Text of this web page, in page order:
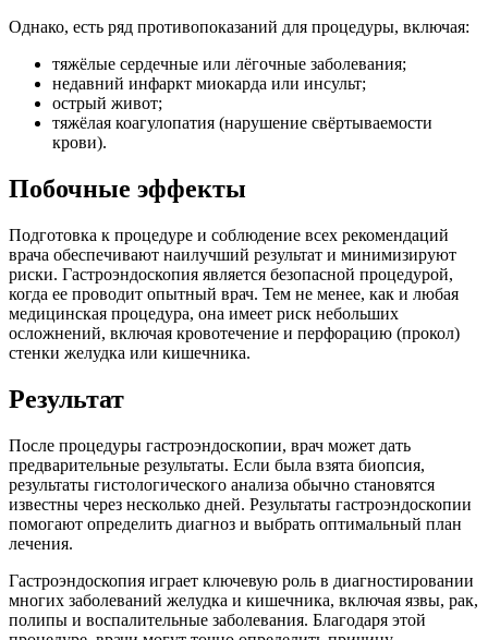
Однако, есть ряд противопоказаний для процедуры, включая:
тяжёлые сердечные или лёгочные заболевания;
недавний инфаркт миокарда или инсульт;
острый живот;
тяжёлая коагулопатия (нарушение свёртываемости
крови).
Побочные эффекты
Подготовка к процедуре и соблюдение всех рекомендаций
врача обеспечивают наилучший результат и минимизируют
риски. Гастроэндоскопия является безопасной процедурой,
когда ее проводит опытный врач. Тем не менее, как и любая
медицинская процедура, она имеет риск небольших
осложнений, включая кровотечение и перфорацию (прокол)
стенки желудка или кишечника.
Результат
После процедуры гастроэндоскопии, врач может дать
предварительные результаты. Если была взята биопсия,
результаты гистологического анализа обычно становятся
известны через несколько дней. Результаты гастроэндоскопии
помогают определить диагноз и выбрать оптимальный план
лечения.
Гастроэндоскопия играет ключевую роль в диагностировании
многих заболеваний желудка и кишечника, включая язвы, рак,
полипы и воспалительные заболевания. Благодаря этой